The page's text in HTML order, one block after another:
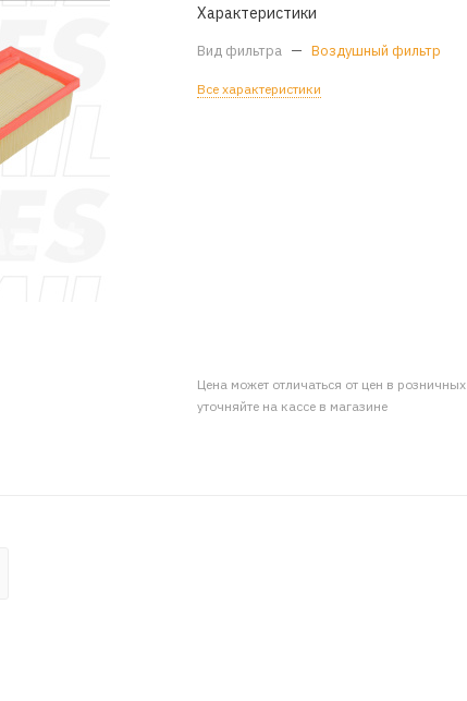
Характеристики
Вид фильтра — Воздушный фильтр
Все характеристики
Цена может отличаться от цен в
уточняйте на кассе в магазине